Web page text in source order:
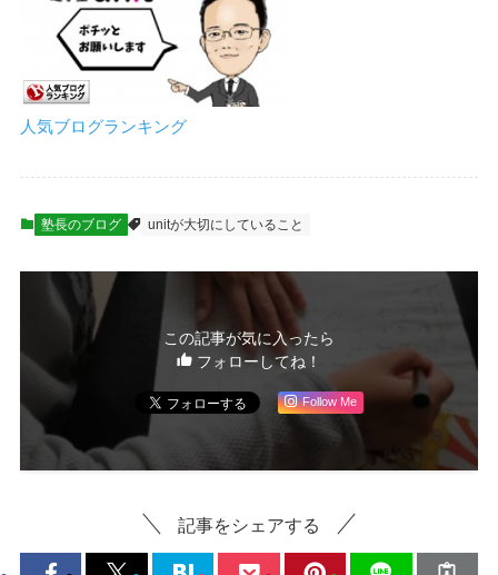
人気ブログランキング
塾長のブログ unitが大切にしていること
この記事が気に入ったら
フォローしてね！
Follow Me
記事をシェアする